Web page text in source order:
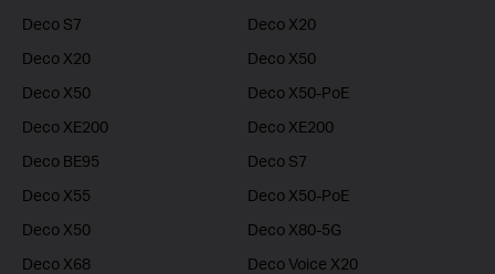
Deco S7
Deco X20
Deco X20
Deco X50
Deco X50
Deco X50-PoE
Deco XE200
Deco XE200
Deco BE95
Deco S7
Deco X55
Deco X50-PoE
Deco X50
Deco X80-5G
Deco X68
Deco Voice X20